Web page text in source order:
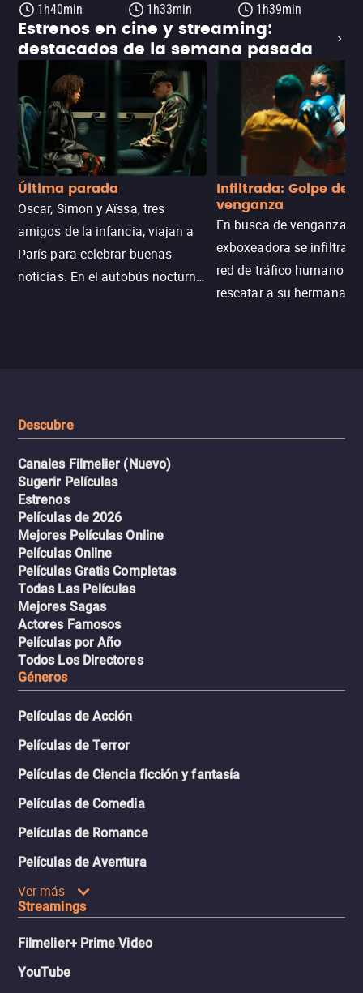
1h40min
1h33min
1h39min
Estrenos en cine y streaming:
destacados de la semana pasada
Última parada
Oscar, Simon y Aïssa, tres
amigos de la infancia, viajan a
París para celebrar buenas
noticias. En el autobús nocturno
Infiltrada: Golpe de
venganza
En busca de venganza,
exboxeadora se infiltra
red de tráfico humano
rescatar a su hermana
Descubre
Canales Filmelier (Nuevo)
Sugerir Películas
Estrenos
Películas de 2026
Mejores Películas Online
Películas Online
Películas Gratis Completas
Todas Las Películas
Mejores Sagas
Actores Famosos
Películas por Año
Todos Los Directores
Géneros
Películas de Acción
Películas de Terror
Películas de Ciencia ficción y fantasía
Películas de Comedia
Películas de Romance
Películas de Aventura
Ver más
Streamings
Filmelier+ Prime Video
YouTube